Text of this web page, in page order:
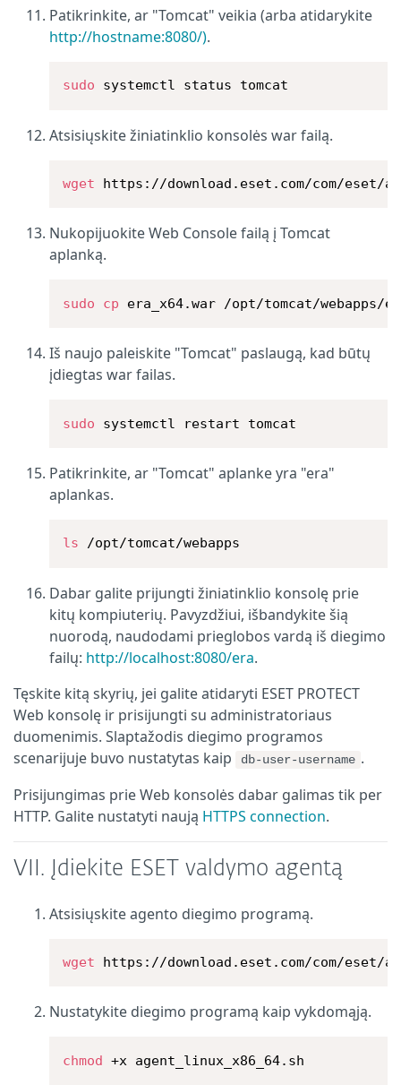
Patikrinkite, ar "Tomcat" veikia (arba atidarykite
http://hostname:8080/).
sudo systemctl status tomcat
Atsisiųskite žiniatinklio konsolės war failą.
wget https://download.eset.com/com/eset/
Nukopijuokite Web Console failą į Tomcat
aplanką.
sudo cp era_x64.war /opt/tomcat/webapps/
Iš naujo paleiskite "Tomcat" paslaugą, kad būtų
įdiegtas war failas.
sudo systemctl restart tomcat
Patikrinkite, ar "Tomcat" aplanke yra "era"
aplankas.
ls /opt/tomcat/webapps
Dabar galite prijungti žiniatinklio konsolę prie
kitų kompiuterių. Pavyzdžiui, išbandykite šią
nuorodą, naudodami prieglobos vardą iš diegimo
failų: http://localhost:8080/era.
Tęskite kitą skyrių, jei galite atidaryti ESET PROTECT
Web konsolę ir prisijungti su administratoriaus
duomenimis. Slaptažodis diegimo programos
scenarijuje buvo nustatytas kaip
db-user-username .
Prisijungimas prie Web konsolės dabar galimas tik per
HTTP. Galite nustatyti naują HTTPS connection.
VII. Įdiekite ESET valdymo agentą
Atsisiųskite agento diegimo programą.
wget https://download.eset.com/com/eset/
Nustatykite diegimo programą kaip vykdomąją.
chmod +x agent_linux_x86_64.sh